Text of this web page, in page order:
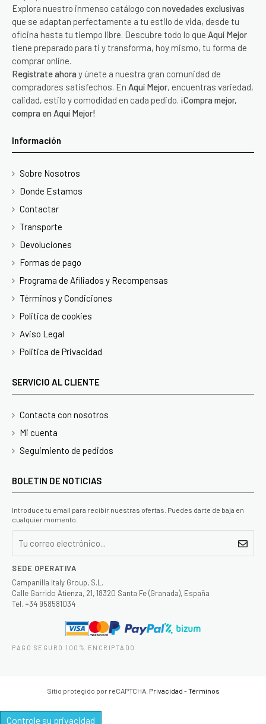
Explora nuestro inmenso catálogo con novedades exclusivas
que se adaptan perfectamente a tu estilo de vida, desde tu
oficina hasta tu tiempo libre. Descubre todo lo que Aquí Mejor
tiene preparado para ti y transforma, hoy mismo, tu forma de
comprar online.
Regístrate ahora y únete a nuestra gran comunidad de
compradores satisfechos. En Aquí Mejor, encuentras variedad,
calidad, estilo y comodidad en cada pedido. ¡Compra mejor,
compra en Aquí Mejor!
Información
Sobre Nosotros
Donde Estamos
Contactar
Transporte
Devoluciones
Formas de pago
Programa de Afiliados y Recompensas
Términos y Condiciones
Politica de cookies
Aviso Legal
Politica de Privacidad
SERVICIO AL CLIENTE
Contacta con nosotros
Mi cuenta
Seguimiento de pedidos
BOLETIN DE NOTICIAS
Introduce tu email para recibir nuestras ofertas. Puedes darte de baja en
cualquier momento.
SEDE OPERATIVA
Campanilla Italy Group, S.L.
Calle Garrido Atienza, 21, 18320 Santa Fe (Granada), España
Tel. +34 958581034
PAGO SEGURO 100% ENCRIPTADO
Sitio protegido por reCAPTCHA. Privacidad -Términos
Controle su privacidad